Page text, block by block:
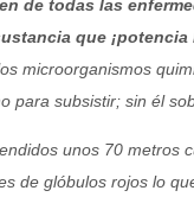
de todas las
que
microorganismos
para subsistir; sin él
unos 70 metros
de glóbulos rojos lo